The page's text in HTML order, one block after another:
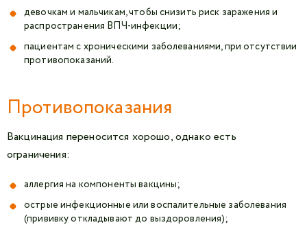
девочкам и мальчикам, чтобы снизить риск заражения и
распространения ВПЧ-инфекции;
пациентам с хроническими заболеваниями, при отсутствии
противопоказаний.
Противопоказания
Вакцинация переносится хорошо, однако есть
ограничения:
аллергия на компоненты вакцины;
острые инфекционные или воспалительные заболевания
(прививку откладывают до выздоровления);